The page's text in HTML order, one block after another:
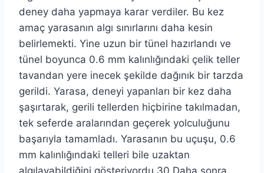
deney daha yapmaya karar verdiler. Bu kez
amaç yarasanın algı sınırlarını daha kesin
belirlemekti. Yine uzun bir tünel hazırlandı ve
tünel boyunca 0.6 mm kalınlığındaki çelik teller
tavandan yere inecek şekilde dağınık bir tarzda
gerildi. Yarasa, deneyi yapanları bir kez daha
şaşırtarak, gerili tellerden hiçbirine takılmadan,
tek seferde aralarından geçerek yolculuğunu
başarıyla tamamladı. Yarasanın bu uçuşu, 0.6
mm kalınlığındaki telleri bile uzaktan
algılayabildiğini gösteriyordu.30 Daha sonra